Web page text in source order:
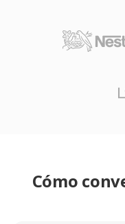
Cómo